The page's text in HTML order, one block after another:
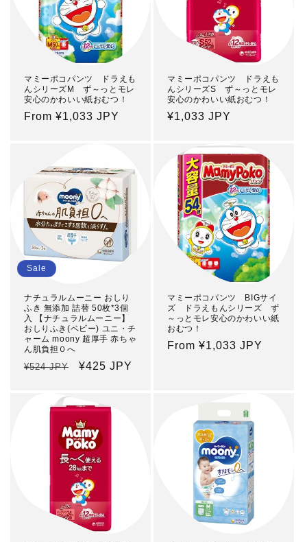
マミーポコパンツ ドラえも
んシリーズM ず～っとモレ
安心のかわいい紙おむつ！
Regular
From ¥1,033 JPY
マミーポコパンツ ドラえも
んシリーズS ず～っとモレ
安心のかわいい紙おむつ！
Regular
¥1,033 JPY
Sale
ナチュラルムーニー おしり
ふき 無添加 詰替 50枚*3個
入 【ナチュラルムーニー】
おしりふき(ベビー) ユニ・チ
ャーム moony 超厚手 赤ちゃ
ん肌負担０へ
Regular
¥524 JPY
Sale
¥425 JPY
マミーポコパンツ BIGサイ
ズ ドラえもんシリーズ ず
～っとモレ安心のかわいい紙
おむつ！
Regular
From ¥1,033 JPY